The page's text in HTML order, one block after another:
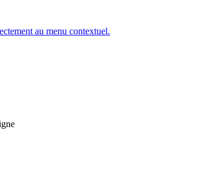
au menu contextuel.